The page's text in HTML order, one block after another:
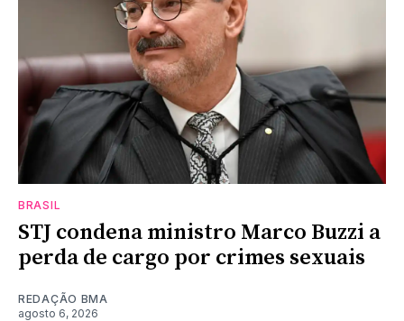
BRASIL
STJ condena ministro Marco Buzzi a
perda de cargo por crimes sexuais
REDAÇÃO BMA
agosto 6, 2026